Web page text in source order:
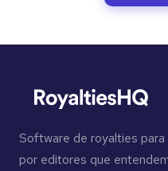
Software de royalties
por editores que